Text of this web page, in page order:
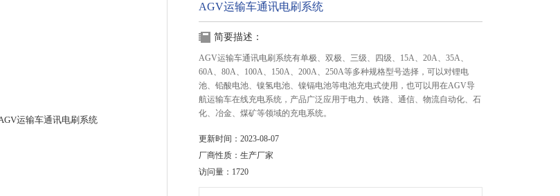
AGV运输车通讯电刷系统
简要描述：
AGV运输车通讯电刷系统有单极、双极、三级、四级、15A、20A、35A、
60A、80A、100A、150A、200A、250A等多种规格型号选择，可以对锂电
池、铅酸电池、镍氢电池、镍镉电池等电池充电式使用，也可以用在AGV导
航运输车在线充电系统，产品广泛应用于电力、铁路、通信、物流自动化、石
化、冶金、煤矿等领域的充电系统。
更新时间：2023-08-07
厂商性质：生产厂家
访问量：1720